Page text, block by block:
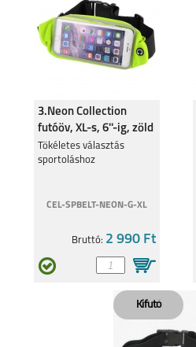
3.Neon Collection
futóöv, XL-s, 6''-ig, zöld
Tökéletes választás
sportoláshoz
CEL-SPBELT-NEON-G-XL
Bruttó: 2 990 Ft